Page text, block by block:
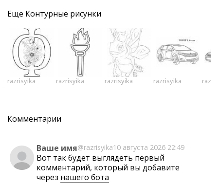
Еще Контурные рисунки
razrisyika razrisyika razrisyika razrisyika
Комментарии
Ваше имя@razrisyika10 августа 2026 22:49
Вот так будет выглядеть первый
комментарий, который вы добавите
через нашего бота